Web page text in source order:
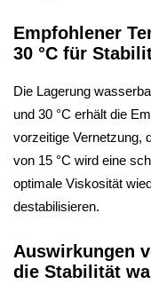
Empfohlener
30 °C für
Die Lagerung
und 30 °C erhält die
vorzeitige Vernetzung,
von 15 °C wird eine
optimale Viskosität
destabilisieren.
Auswirkungen
die Stabilität